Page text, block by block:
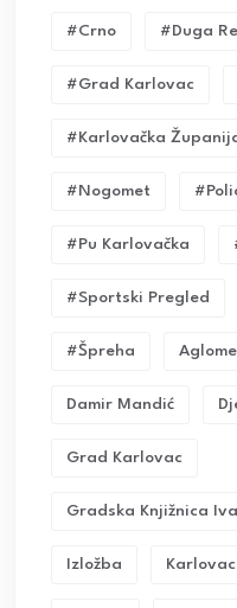
#crno #duga
#grad Karlovac
#karlovačka
#nogomet
#pu Karlovačka
#sportski Pregled
#Špreha
Damir Mandić
Grad Karlovac
Gradska Knjižnica
Izložba Karlovac